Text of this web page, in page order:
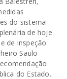
do sistema
de hoje
de inspeção
Saulo
do Estado.